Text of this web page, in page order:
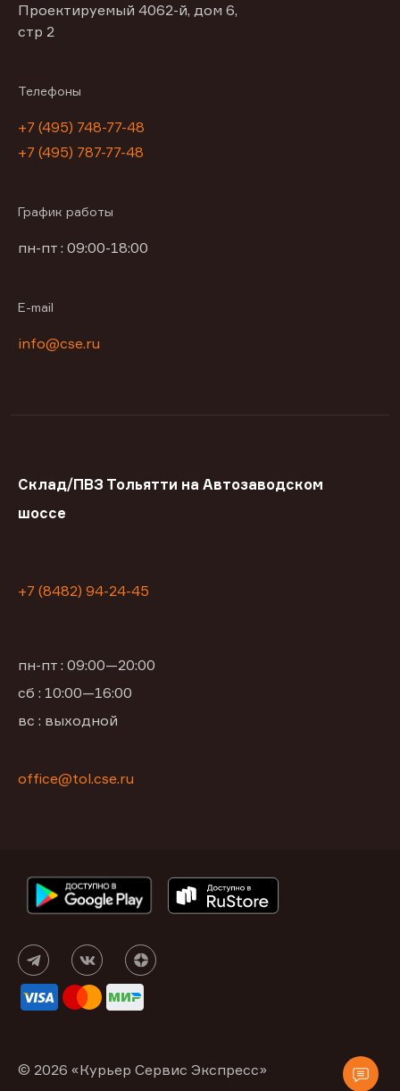
Проектируемый 4062-й, дом 6,
стр 2
Телефоны
+7 (495) 748-77-48
+7 (495) 787-77-48
График работы
пн-пт : 09:00-18:00
E-mail
info@cse.ru
Склад/ПВЗ Тольятти на Автозаводском
шоссе
+7 (8482) 94-24-45
пн-пт : 09:00—20:00
сб : 10:00—16:00
вс : выходной
office@tol.cse.ru
© 2026 «Курьер Сервис Экспресс»